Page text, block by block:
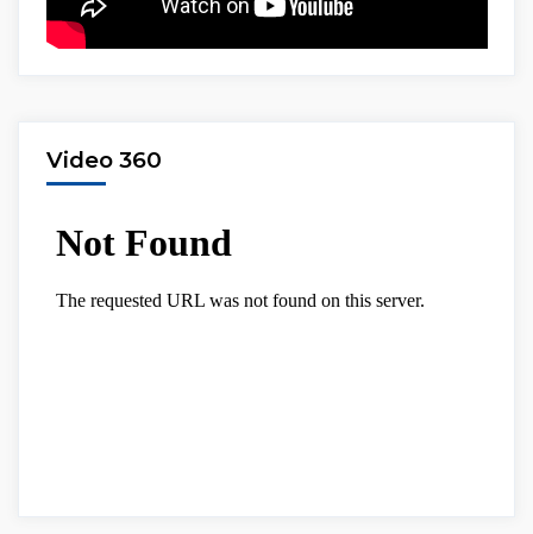
Video 360